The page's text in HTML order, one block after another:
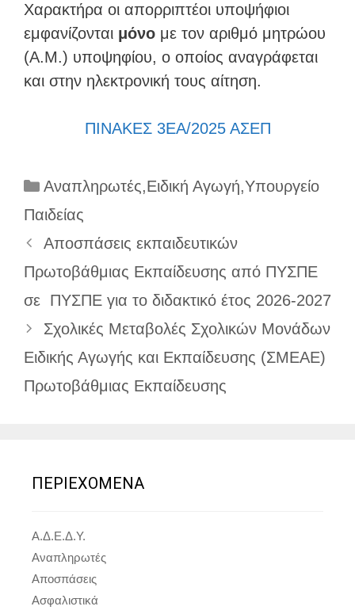
Χαρακτήρα οι απορριπτέοι υποψήφιοι
εμφανίζονται μόνο με τον αριθμό μητρώου
(Α.Μ.) υποψηφίου, ο οποίος αναγράφεται
και στην ηλεκτρονική τους αίτηση.
ΠΙΝΑΚΕΣ 3ΕΑ/2025 ΑΣΕΠ
Κατηγορίες
Αναπληρωτές,Ειδική Αγωγή,Υπουργείο
Παιδείας
Αποσπάσεις εκπαιδευτικών
Πρωτοβάθμιας Εκπαίδευσης από ΠΥΣΠΕ
σε ΠΥΣΠΕ για το διδακτικό έτος 2026-2027
Σχολικές Μεταβολές Σχολικών Μονάδων
Ειδικής Αγωγής και Εκπαίδευσης (ΣΜΕΑΕ)
Πρωτοβάθμιας Εκπαίδευσης
ΠΕΡΙΕΧΟΜΕΝΑ
Α.Δ.Ε.Δ.Υ.
Αναπληρωτές
Αποσπάσεις
Ασφαλιστικά